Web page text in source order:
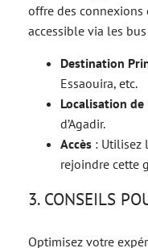
offre des connexions
accessible via les
Destination
Essaouira, etc.
Localisation de
d’Agadir.
Accès : Utilisez
rejoindre cette
3. CONSEILS
Optimisez votre